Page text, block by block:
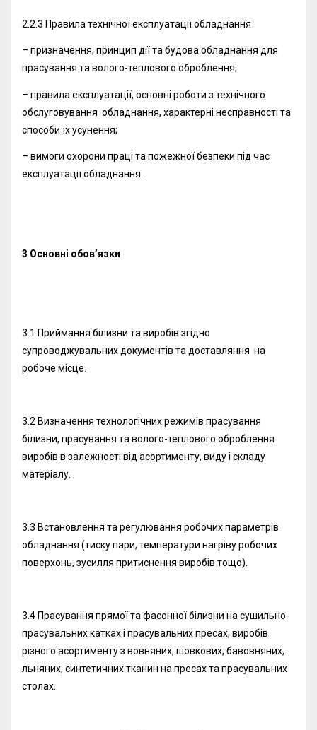
2.2.3 Правила технічної експлуатації обладнання
– призначення, принцип дії та будова обладнання для
прасування та волого-теплового оброблення;
– правила експлуатації, основні роботи з технічного
обслуговування обладнання, характерні несправності та
способи їх усунення;
– вимоги охорони праці та пожежної безпеки під час
експлуатації обладнання.
3 Основні обов’язки
3.1 Приймання білизни та виробів згідно
супроводжувальних документів та доставляння на
робоче місце.
3.2 Визначення технологічних режимів прасування
білизни, прасування та волого-теплового оброблення
виробів в залежності від асортименту, виду і складу
матеріалу.
3.3 Встановлення та регулювання робочих параметрів
обладнання (тиску пари, температури нагріву робочих
поверхонь, зусилля притиснення виробів тощо).
3.4 Прасування прямої та фасонної білизни на сушильно-
прасувальних катках і прасувальних пресах, виробів
різного асортименту з вовняних, шовкових, бавовняних,
льняних, синтетичних тканин на пресах та прасувальних
столах.